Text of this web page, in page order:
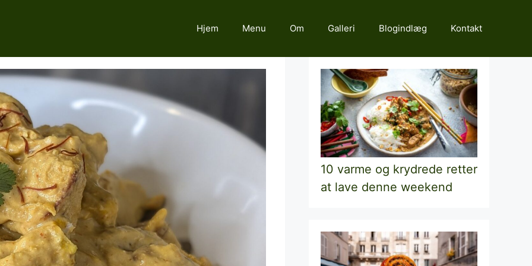
Hjem Menu Om Galleri Blogindlæg Kontakt
10 varme og krydrede retter
at lave denne weekend